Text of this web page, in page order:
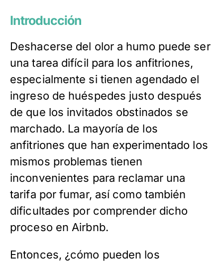
Introducción
Deshacerse del olor a humo puede ser
una tarea difícil para los anfitriones,
especialmente si tienen agendado el
ingreso de huéspedes justo después
de que los invitados obstinados se
marchado. La mayoría de los
anfitriones que han experimentado los
mismos problemas tienen
inconvenientes para reclamar una
tarifa por fumar, así como también
dificultades por comprender dicho
proceso en Airbnb.
Entonces, ¿cómo pueden los